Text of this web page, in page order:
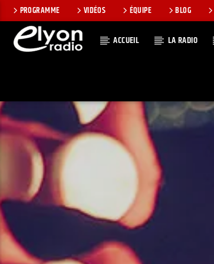
PROGRAMME VIDÉOS ÉQUIPE BLOG
ACCUEIL LA RADIO
RADIO ELYON
POSITIVE ET
ENCOURAGEANTE !